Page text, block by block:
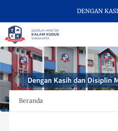
DENGAN KASIH
Beranda